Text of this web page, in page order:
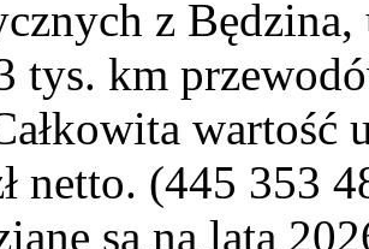
z
tys. km
netto. (445 353
są na lata